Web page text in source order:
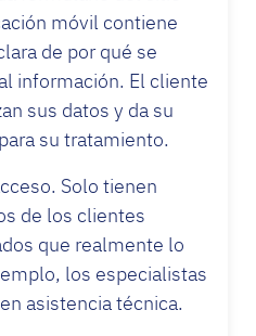
móvil contiene
de por qué se
información. El cliente
sus datos y da su
su tratamiento.
Solo tienen
de los clientes
que realmente lo
los especialistas
asistencia técnica.